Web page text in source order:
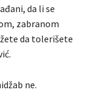
da li se
zabranom
da tolerišete
ne.